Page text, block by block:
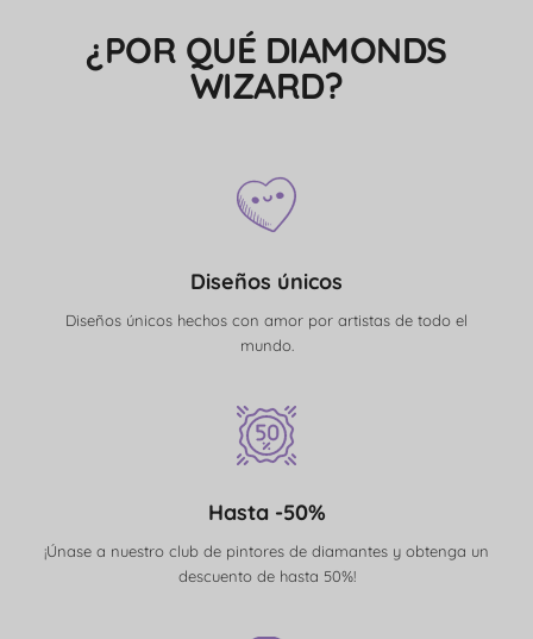
¿POR QUÉ DIAMONDS
WIZARD?
Diseños únicos
Diseños únicos hechos con amor por artistas de todo el
mundo.
Hasta -50%
¡Únase a nuestro club de pintores de diamantes y obtenga un
descuento de hasta 50%!